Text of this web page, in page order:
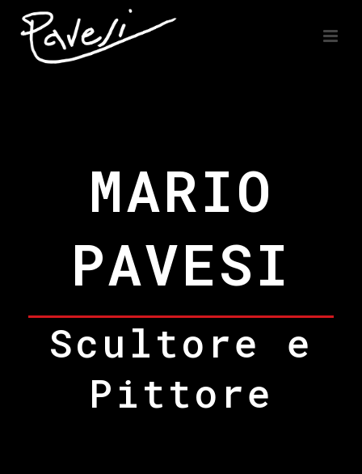
MARIO
PAVESI
Scultore e
Pittore